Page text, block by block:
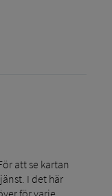
att se kartan
I det här
för varje